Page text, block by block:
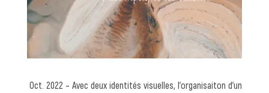
Oct. 2022 – Avec deux identités visuelles, l’organisaiton d’un